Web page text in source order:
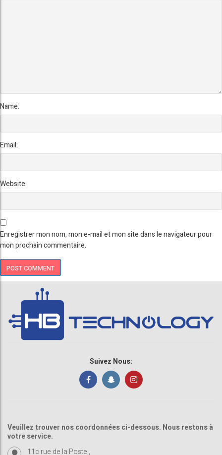
Name:
Email:
Website:
Enregistrer mon nom, mon e-mail et mon site dans le navigateur pour
mon prochain commentaire.
Suivez Nous:
Veuillez trouver nos coordonnées ci-dessous. Nous restons à
votre service.
11c rue de la Poste ,